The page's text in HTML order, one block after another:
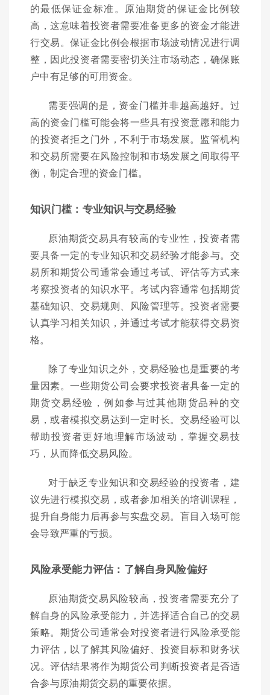
的最低保证金标准。原油期货的保证金比例较
高，这意味着投资者需要准备更多的资金才能进
行交易。保证金比例会根据市场波动情况进行调
整，因此投资者需要密切关注市场动态，确保账
户中有足够的可用资金。
需要强调的是，资金门槛并非越高越好。过
高的资金门槛可能会将一些具有投资意愿和能力
的投资者拒之门外，不利于市场发展。监管机构
和交易所需要在风险控制和市场发展之间取得平
衡，制定合理的资金门槛。
知识门槛：专业知识与交易经验
原油期货交易具有较高的专业性，投资者需
要具备一定的专业知识和交易经验才能参与。交
易所和期货公司通常会通过考试、评估等方式来
考察投资者的知识水平。考试内容通常包括期货
基础知识、交易规则、风险管理等。投资者需要
认真学习相关知识，并通过考试才能获得交易资
格。
除了专业知识之外，交易经验也是重要的考
量因素。一些期货公司会要求投资者具备一定的
期货交易经验，例如参与过其他期货品种的交
易，或者模拟交易达到一定时长。交易经验可以
帮助投资者更好地理解市场波动，掌握交易技
巧，从而降低交易风险。
对于缺乏专业知识和交易经验的投资者，建
议先进行模拟交易，或者参加相关的培训课程，
提升自身能力后再参与实盘交易。盲目入场可能
会导致严重的亏损。
风险承受能力评估：了解自身风险偏好
原油期货交易风险较高，投资者需要充分了
解自身的风险承受能力，并选择适合自己的交易
策略。期货公司通常会对投资者进行风险承受能
力评估，以了解其风险偏好、投资目标和财务状
况。评估结果将作为期货公司判断投资者是否适
合参与原油期货交易的重要依据。